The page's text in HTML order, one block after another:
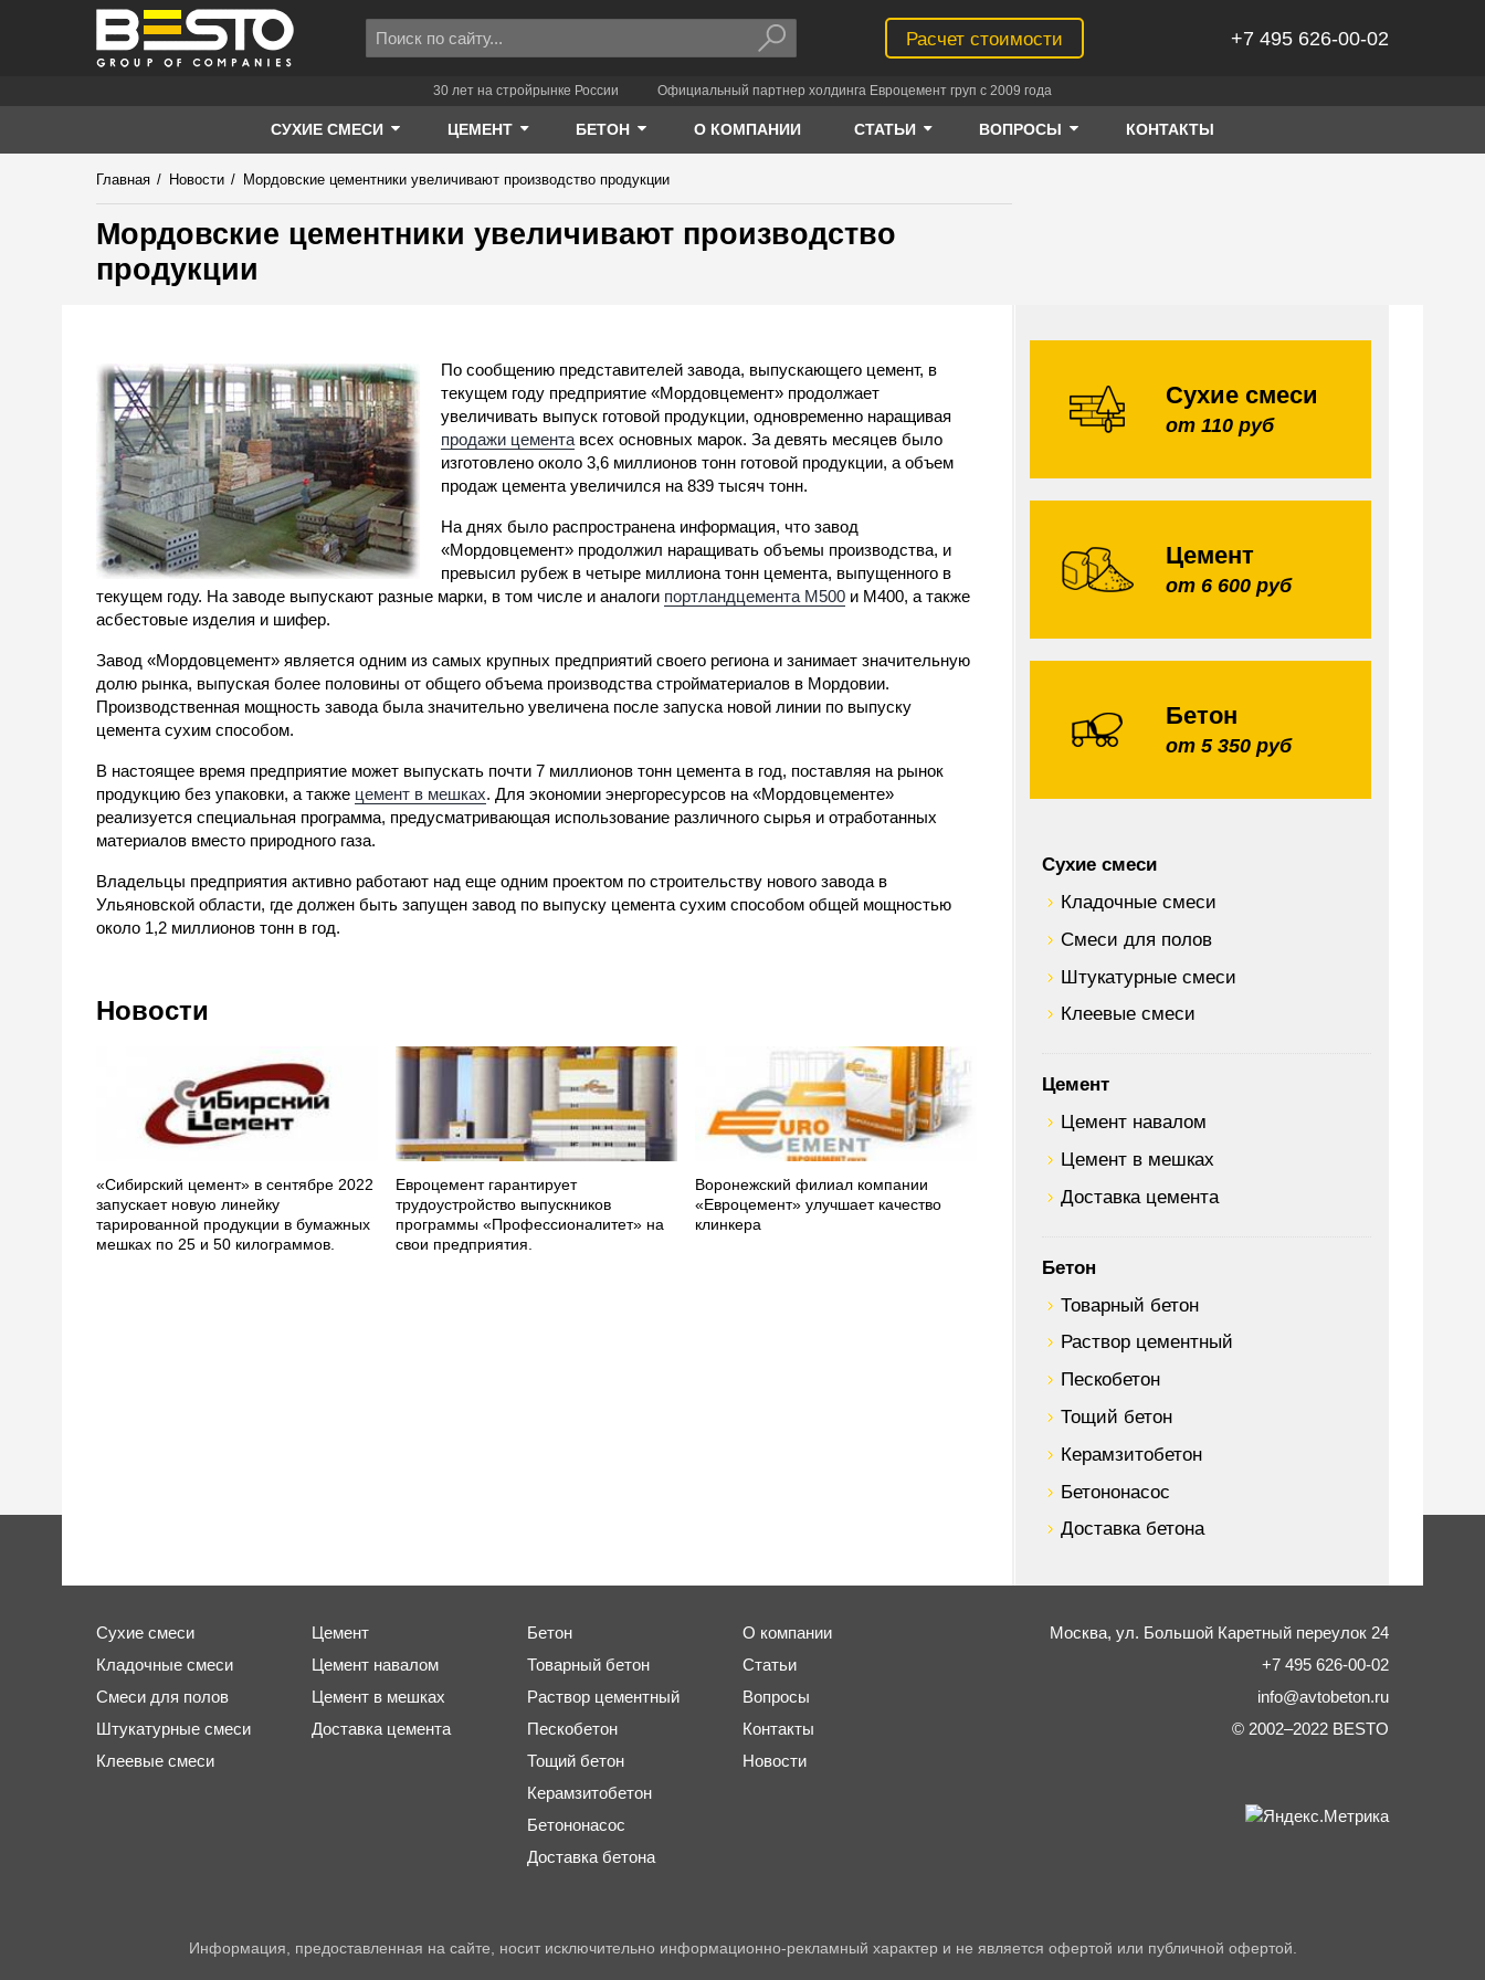
Расчет стоимости +7 495 626-00-02
30 лет на стройрынке России Официальный партнер холдинга Евроцемент груп с 2009 года
СУХИЕ СМЕСИ ЦЕМЕНТ БЕТОН О КОМПАНИИ СТАТЬИ ВОПРОСЫ КОНТАКТЫ
Главная / Новости / Мордовские цементники увеличивают производство продукции
Мордовские цементники увеличивают производство
продукции
По сообщению представителей завода, выпускающего цемент, в
текущем году предприятие «Мордовцемент» продолжает
увеличивать выпуск готовой продукции, одновременно наращивая
продажи цемента всех основных марок. За девять месяцев было
изготовлено около 3,6 миллионов тонн готовой продукции, а объем
продаж цемента увеличился на 839 тысяч тонн.
На днях было распространена информация, что завод
«Мордовцемент» продолжил наращивать объемы производства, и
превысил рубеж в четыре миллиона тонн цемента, выпущенного в
текущем году. На заводе выпускают разные марки, в том числе и аналоги портландцемента М500 и М400, а также
асбестовые изделия и шифер.
Завод «Мордовцемент» является одним из самых крупных предприятий своего региона и занимает значительную
долю рынка, выпуская более половины от общего объема производства стройматериалов в Мордовии.
Производственная мощность завода была значительно увеличена после запуска новой линии по выпуску
цемента сухим способом.
В настоящее время предприятие может выпускать почти 7 миллионов тонн цемента в год, поставляя на рынок
продукцию без упаковки, а также цемент в мешках. Для экономии энергоресурсов на «Мордовцементе»
реализуется специальная программа, предусматривающая использование различного сырья и отработанных
материалов вместо природного газа.
Владельцы предприятия активно работают над еще одним проектом по строительству нового завода в
Ульяновской области, где должен быть запущен завод по выпуску цемента сухим способом общей мощностью
около 1,2 миллионов тонн в год.
Новости
«Сибирский цемент» в сентябре 2022
запускает новую линейку
тарированной продукции в бумажных
мешках по 25 и 50 килограммов.
Евроцемент гарантирует
трудоустройство выпускников
программы «Профессионалитет» на
свои предприятия.
Воронежский филиал компании
«Евроцемент» улучшает качество
клинкера
Сухие смеси
от 110 руб
Цемент
от 6 600 руб
Бетон
от 5 350 руб
Сухие смеси
Кладочные смеси
Смеси для полов
Штукатурные смеси
Клеевые смеси
Цемент
Цемент навалом
Цемент в мешках
Доставка цемента
Бетон
Товарный бетон
Раствор цементный
Пескобетон
Тощий бетон
Керамзитобетон
Бетононасос
Доставка бетона
Сухие смеси
Кладочные смеси
Смеси для полов
Штукатурные смеси
Клеевые смеси
Цемент
Цемент навалом
Цемент в мешках
Доставка цемента
Бетон
Товарный бетон
Раствор цементный
Пескобетон
Тощий бетон
Керамзитобетон
Бетононасос
Доставка бетона
О компании
Статьи
Вопросы
Контакты
Новости
Москва, ул. Большой Каретный переулок 24
+7 495 626-00-02
info@avtobeton.ru
© 2002–2022 BESTO
Информация, предоставленная на сайте, носит исключительно информационно-рекламный характер и не является офертой или публичной офертой.